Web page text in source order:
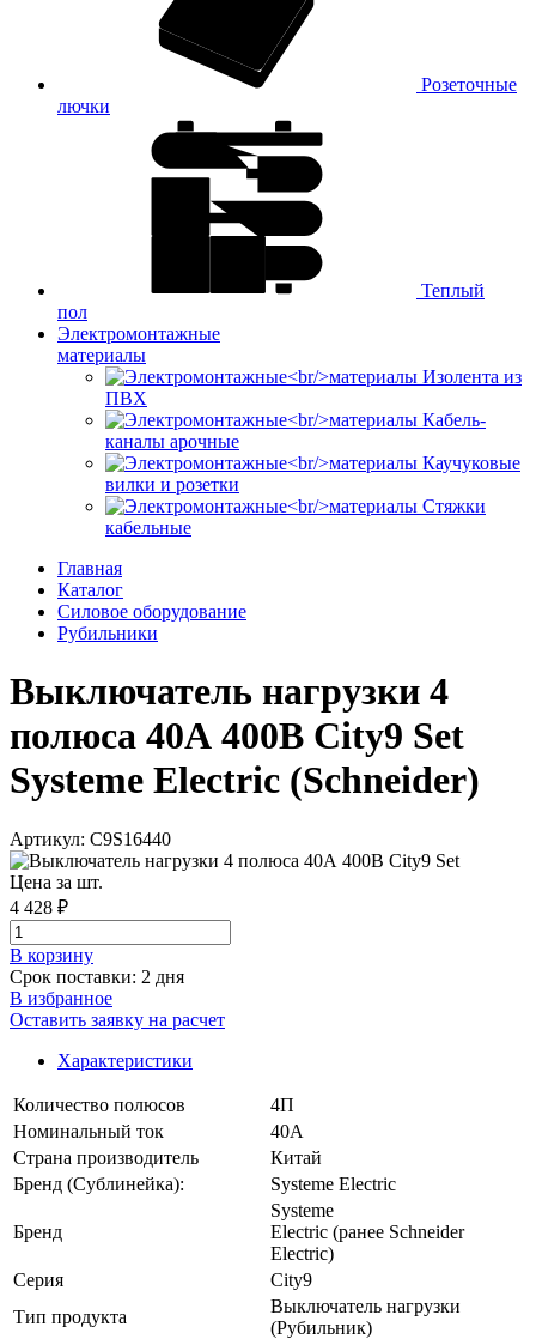
Розеточные
лючки
Теплый
пол
Электромонтажные
материалы
Изолента из
ПВХ
Кабель-
каналы арочные
Каучуковые
вилки и розетки
Стяжки
кабельные
Главная
Каталог
Силовое оборудование
Рубильники
Выключатель нагрузки 4
полюса 40А 400В City9 Set
Systeme Electric (Schneider)
Артикул: C9S16440
Цена за шт.
4 428 ₽
В корзинy
Срок поставки: 2 дня
В избранное
Оставить заявку на расчет
Характеристики
Количество полюсов
4П
Номинальный ток
40А
Страна производитель
Китай
Бренд (Сублинейка):
Systeme Electric
Бренд
Systeme
Electric (ранее Schneider
Electric)
Серия
City9
Тип продукта
Выключатель нагрузки
(Рубильник)